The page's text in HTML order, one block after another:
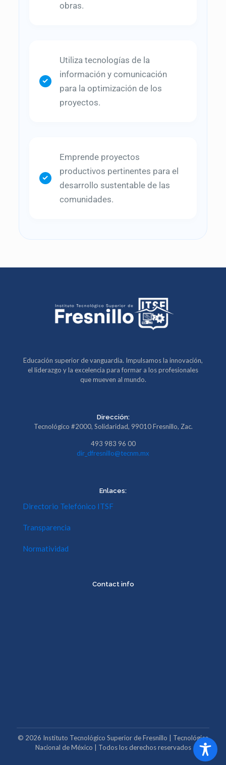
obras.
Utiliza tecnologías de la
información y comunicación
para la optimización de los
proyectos.
Emprende proyectos
productivos pertinentes para el
desarrollo sustentable de las
comunidades.
Educación superior de vanguardia. Impulsamos la innovación,
el liderazgo y la excelencia para formar a los profesionales
que mueven al mundo.
Dirección:
Tecnológico #2000, Solidaridad, 99010 Fresnillo, Zac.
493 983 96 00
dir_dfresnillo@tecnm.mx
Enlaces:
Directorio Telefónico ITSF
Transparencia
Normatividad
Contact info
© 2026 Instituto Tecnológico Superior de Fresnillo | Tecnológico
Nacional de México | Todos los derechos reservados